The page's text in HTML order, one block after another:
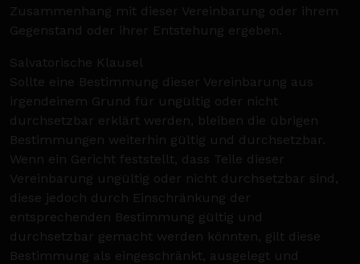
Zusammenhang mit dieser Vereinbarung oder ihrem
Gegenstand oder ihrer Entstehung ergeben.
Salvatorische Klausel
Sollte eine Bestimmung dieser Vereinbarung aus
irgendeinem Grund für ungültig oder nicht
durchsetzbar erklärt werden, bleiben die übrigen
Bestimmungen weiterhin gültig und durchsetzbar.
Wenn ein Gericht feststellt, dass Teile dieser
Vereinbarung ungültig oder nicht durchsetzbar sind,
diese jedoch durch Einschränkung der
entsprechenden Bestimmung gültig und
durchsetzbar gemacht werden könnten, gilt diese
Bestimmung als eingeschränkt, ausgelegt und